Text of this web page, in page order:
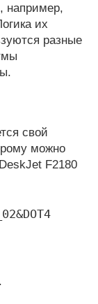
например,
их
разные
свой
можно
F2180